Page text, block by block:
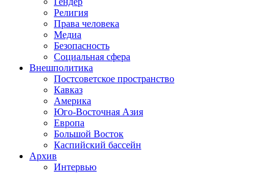
Религия
Права человека
Медиа
Безопасность
Социальная сфера
Внешполитика
Постсоветское пространство
Кавказ
Америка
Юго-Восточная Азия
Европа
Большой Восток
Каспийский бассейн
Архив
Интервью